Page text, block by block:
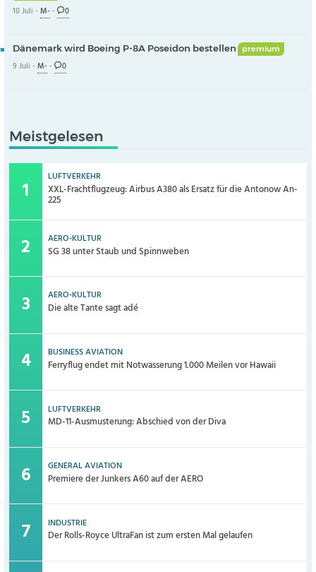
10 Juli -M-- 0
Dänemark wird Boeing P-8A Poseidon bestellen premium
9 Juli -M-- 0
Meistgelesen
LUFTVERKEHR
XXL-Frachtflugzeug: Airbus A380 als Ersatz für die Antonow An-
225
AERO-KULTUR
SG 38 unter Staub und Spinnweben
AERO-KULTUR
Die alte Tante sagt adé
BUSINESS AVIATION
Ferryflug endet mit Notwasserung 1.000 Meilen vor Hawaii
LUFTVERKEHR
MD-11-Ausmusterung: Abschied von der Diva
GENERAL AVIATION
Premiere der Junkers A60 auf der AERO
INDUSTRIE
Der Rolls-Royce UltraFan ist zum ersten Mal gelaufen